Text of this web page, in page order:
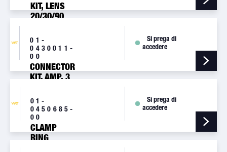
KIT, LENS
20/30/90
[RECLENS]
01-
0430011-
00
CONNECTOR
KIT, AMP, 3
[A441]
Si prega di
accedere
01-
0450685-
00
CLAMP
RING
Si prega di
accedere